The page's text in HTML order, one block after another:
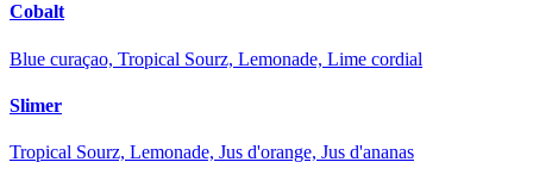
Cobalt
Blue curaçao, Tropical Sourz, Lemonade, Lime cordial
Slimer
Tropical Sourz, Lemonade, Jus d'orange, Jus d'ananas